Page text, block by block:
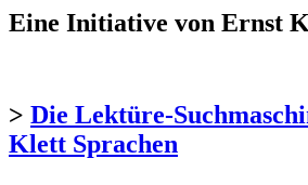
Eine Initiative von Ernst
> Die Lektüre-
Klett Sprachen